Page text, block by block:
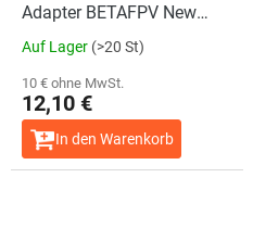
Adapter BETAFPV New
Version
Auf Lager (>20 St)
10 € ohne MwSt.
12,10 €
In den Warenkorb